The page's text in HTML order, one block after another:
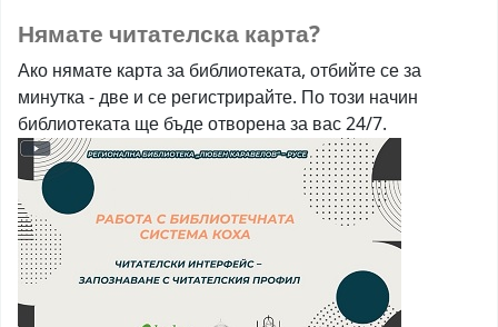
Нямате читателска карта?
Ако нямате карта за библиотеката, отбийте се за
минутка - две и се регистрирайте. По този начин
библиотеката ще бъде отворена за вас 24/7.